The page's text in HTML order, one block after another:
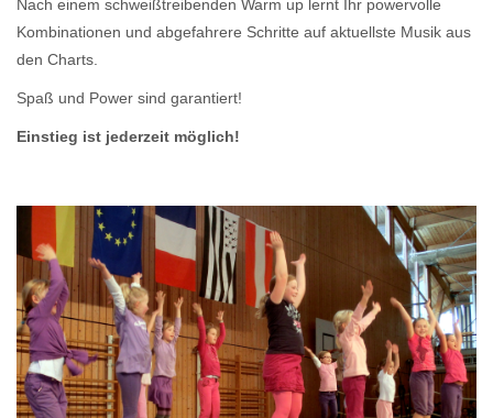
Nach einem schweißtreibenden Warm up lernt Ihr powervolle
Kombinationen und abgefahrere Schritte auf aktuellste Musik aus
den Charts.
Spaß und Power sind garantiert!
Einstieg ist jederzeit möglich!